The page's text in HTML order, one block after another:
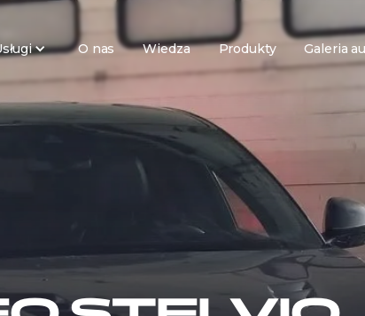
O nas Wiedza Produkty Galeria